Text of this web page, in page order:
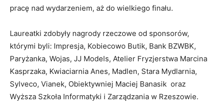
pracę nad wydarzeniem, aż do wielkiego finału.
Laureatki zdobyły nagrody rzeczowe od sponsorów,
którymi byli: Impresja, Kobiecowo Butik, Bank BZWBK,
Paryżanka, Wojas, JJ Models, Atelier Fryzjerstwa Marcina
Kasprzaka, Kwiaciarnia Anes, Madlen, Stara Mydlarnia,
Sylveco, Vianek, Obiektywniej Maciej Banasik oraz
Wyższa Szkoła Informatyki i Zarządzania w Rzeszowie.